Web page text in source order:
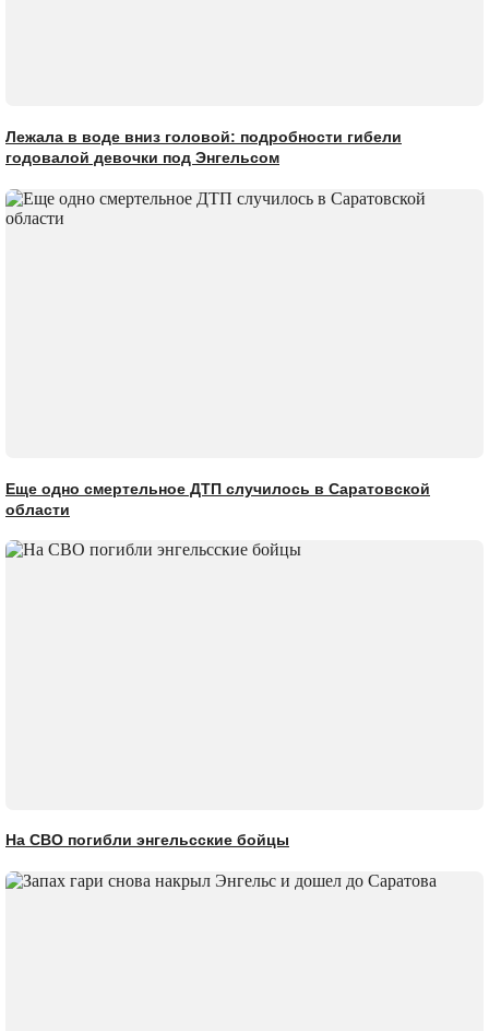
Лежала в воде вниз головой: подробности гибели
годовалой девочки под Энгельсом
Еще одно смертельное ДТП случилось в Саратовской
области
На СВО погибли энгельсские бойцы